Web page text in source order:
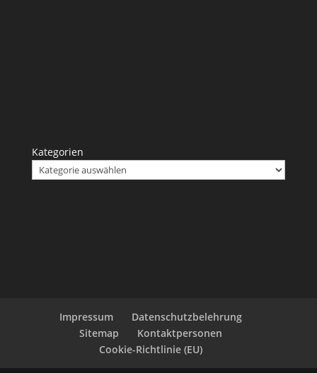
Kategorien
Impressum
Datenschutzbelehrung
Sitemap
Kontaktpersonen
Cookie-Richtlinie (EU)